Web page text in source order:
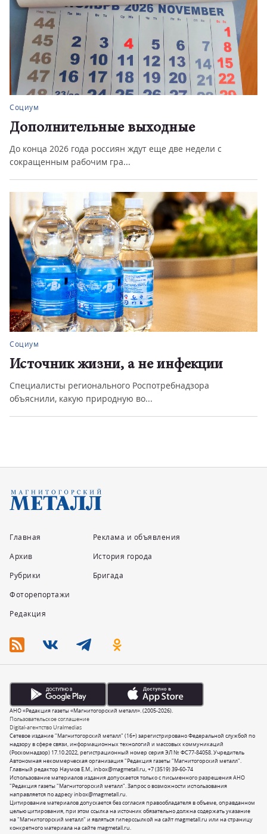
Социум
Дополнительные выходные
До конца 2026 года россиян ждут еще две недели с
сокращенным рабочим гра...
Социум
Источник жизни, а не инфекции
Специалисты регионального Роспотребнадзора
объяснили, какую природную во...
Главная
Архив
Рубрики
Фоторепортажи
Редакция
Реклама и объявления
История города
Бригада
Сетевое издание "Магнитогорский металл" (16+) зарегистрировано Федеральной службой по
надзору в сфере связи, информационных технологий и массовых коммуникаций
(Роскомнадзор) 17.10.2022, регистрационный номер серия ЭЛ № ФС77-84058. Учредитель
Автономная некоммерческая организация "Редакция газеты "Магнитогорский металл".
Главный редактор Наумов Е.М.,inbox@magmetall.ru,+7 (3519) 39-60-74
Использование материалов издания допускается только с письменного разрешения АНО
"Редакция газеты "Магнитогорский металл". Запрос о возможности использования
направляется по адресуinbox@magmetall.ru.
Цитирование материалов допускается без согласия правообладателя в объеме, оправданном
целью цитирования, при этом ссылка на источник обязательно должна содержать указание
на "Магнитогорский металл" и являться гиперссылкой на сайт magmetall.ru или на страницу
конкретного материала на сайте magmetall.ru.
Пользовательское соглашение
Digital-агентство Uralmedias
АНО «Редакция газеты «Магнитогорский металл». (2005-2026).